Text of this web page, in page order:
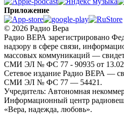
Приложение
© 2026 Радио Вера
Радио ВЕРА зарегистрировано
надзору в сфере связи,
массовых коммуникаций —
СМИ ЭЛ № ФС 77 - 90935 от
Сетевое издание Радио ВЕРА —
СМИ ЭЛ № ФС 77 — 54421.
Учредитель: Автономная
Информационный центр
«Вера, надежда, любовь».